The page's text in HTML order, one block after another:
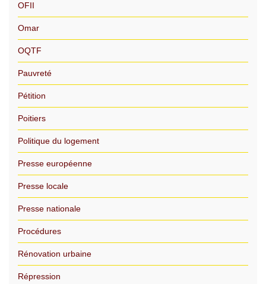
OFII
Omar
OQTF
Pauvreté
Pétition
Poitiers
Politique du logement
Presse européenne
Presse locale
Presse nationale
Procédures
Rénovation urbaine
Répression